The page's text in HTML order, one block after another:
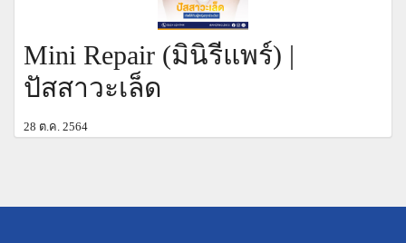
Mini Repair (มินิรีแพร์) |
ปัสสาวะเล็ด
28 ต.ค. 2564